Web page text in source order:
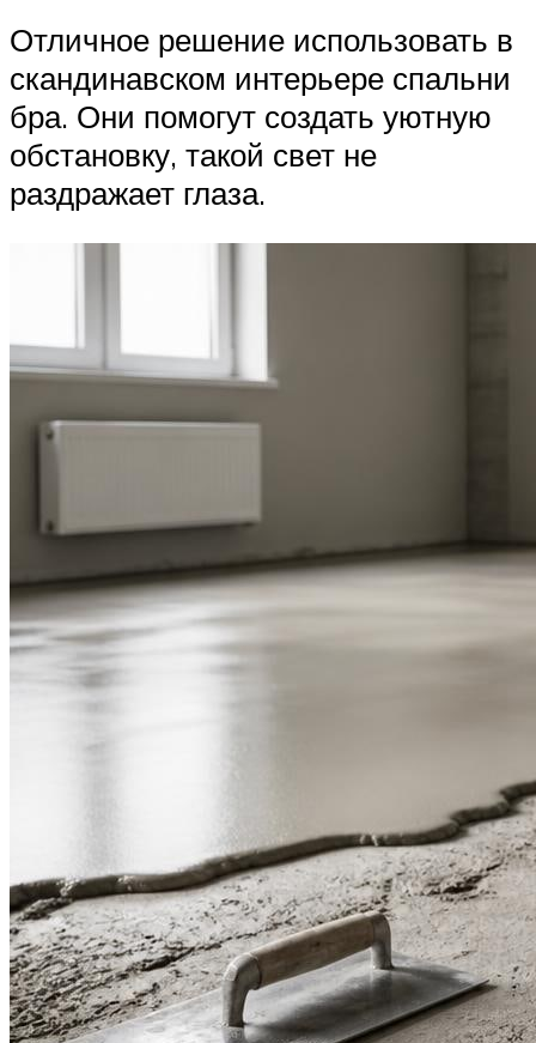
Отличное решение использовать в
скандинавском интерьере спальни
бра. Они помогут создать уютную
обстановку, такой свет не
раздражает глаза.